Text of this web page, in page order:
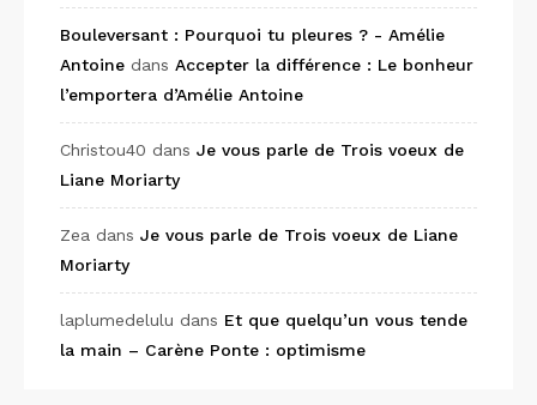
Bouleversant : Pourquoi tu pleures ? - Amélie
Antoine dans Accepter la différence : Le bonheur
l’emportera d’Amélie Antoine
Christou40 dans Je vous parle de Trois voeux de
Liane Moriarty
Zea dans Je vous parle de Trois voeux de Liane
Moriarty
laplumedelulu dans Et que quelqu’un vous tende
la main – Carène Ponte : optimisme